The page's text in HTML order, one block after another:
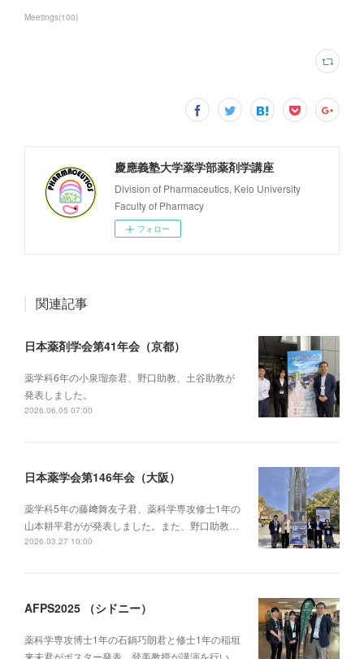
Meetings(100)
慶應義塾大学薬学部薬剤学講座
Division of Pharmaceutics, Keio University
Faculty of Pharmacy
フォロー
関連記事
日本薬剤学会第41年会（京都）
薬学科6年の小泉瑠奈君、野口助教、土谷助教が
発表しました。
2026.06.05 07:00
日本薬学会第146年会（大阪）
薬学科5年の藤﨑舞友子君、薬科学専攻修士1年の
山本耕平君がが発表しました。また、野口助教…
2026.03.27 10:00
AFPS2025 （シドニー）
薬科学専攻博士1年の石鍋巧朗君と修士1年の稲垣
来未君がポスター発表、登美教授が講演を行い…